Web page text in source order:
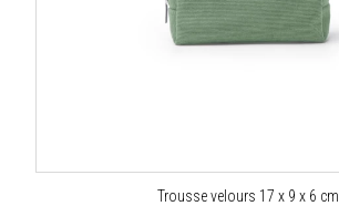
Trousse velours 17 x 9 x 6 cm